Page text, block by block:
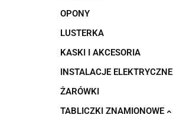
OPONY
LUSTERKA
KASKI I AKCESORIA
INSTALACJE ELEKTRYCZNE
ŻARÓWKI
TABLICZKI ZNAMIONOWE